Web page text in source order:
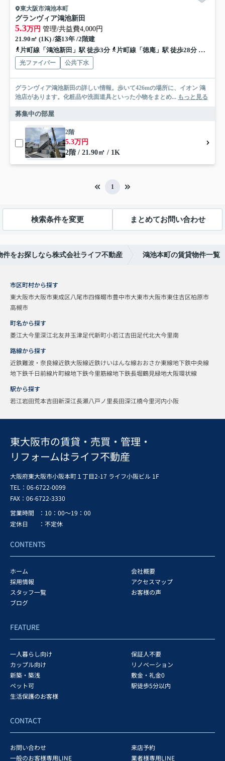
東大阪市鴻池本町
グランヴィア鴻池新田
5.3万円 管理/共益費4,000円
21.90㎡ (1K) /築13年 /2階建
片町線「鴻池新田」駅 徒歩3分
片町線「徳庵」駅 徒歩28分 地下鉄
光ファイバー 公共下水
グランヴィア鴻池新田の詳しい情報。歩いて426mの場所に、イオン 鴻
池店があります。化粧品や洗面道具といった小物をまとめ... もっと見る
募集中の部屋
2階
5.3万円
2階 / 21.90㎡ / 1K
1
検索条件を変更 まとめてお問い合わせ
件をお探しなら株式会社ライフ不動産 鴻池本町の賃貸物件一覧
市区町村から探す
東大阪市大阪市東成区八尾市四條畷市豊中市大東市大阪市東住吉区柏原市
高槻市
町名から探す
菱江大今里深江北友井玉津足代新町小若江吉田足代北大今里南
路線から探す
近鉄難波・奈良線近鉄大阪線近鉄けいはんな線おおさか東線地下鉄中央線
地下鉄千日前線片町線地下鉄今里筋線地下鉄長堀鶴見緑地大阪環状線
駅から探す
若江岩田荒本吉田新深江長瀬八戸ノ里長田深江橋今里河内小阪
東大阪市の賃貸・売買・管理・
リフォームはライフ不動産
大阪府東大阪市小阪本町１丁目2-17 ライフ小阪ビル 1F
TEL：06-6722-0099
FAX： 06-6722-3330
営業時間
：10：00～19：00
定休日
：不定休
CONTENTS
ホーム
会社概要
採用情報
アクセスマップ
スタッフ一覧
お客様の声
ブログ
FEATURE
一人暮らし向け
保証人不要
カップル向け
リノベーション
新築・築浅
敷金・礼金0
ペット可
駅徒歩5分以内
生活保護のお客様
CONTACT
お問い合わせ
来店予約
一般のお客様専用LINE
業者様専用LINE